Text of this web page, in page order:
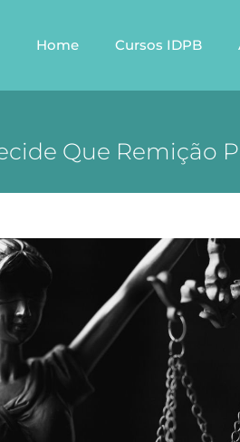
Home Cursos IDPB
Que Remição